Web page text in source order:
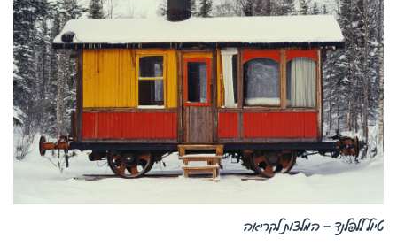
טיול ללפלנד – המלצות לקריאה